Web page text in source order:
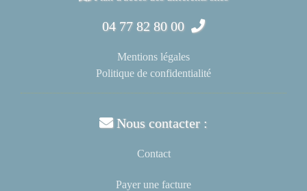
04 77 82 80 00
Mentions légales
Politique de confidentialité
Nous contacter :
Contact
Payer une facture